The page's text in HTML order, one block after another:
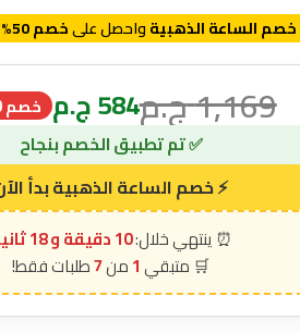
خصم الساعة الذهبيةواحصل علىخصم 50%
1,169ج.م584ج.م خصم 50% 🔥
10 دقيقة و 17 ثانية
1
7